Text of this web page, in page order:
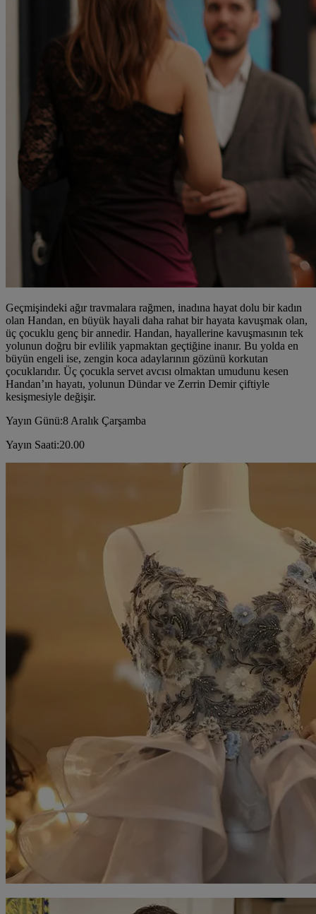
Geçmişindeki ağır travmalara rağmen, inadına hayat dolu bir kadın
olan Handan, en büyük hayali daha rahat bir hayata kavuşmak olan,
üç çocuklu genç bir annedir. Handan, hayallerine kavuşmasının tek
yolunun doğru bir evlilik yapmaktan geçtiğine inanır. Bu yolda en
büyün engeli ise, zengin koca adaylarının gözünü korkutan
çocuklarıdır. Üç çocukla servet avcısı olmaktan umudunu kesen
Handan’ın hayatı, yolunun Dündar ve Zerrin Demir çiftiyle
kesişmesiyle değişir.
Yayın Günü:8 Aralık Çarşamba
Yayın Saati:20.00